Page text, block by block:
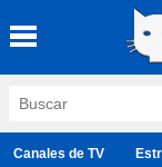
Canales de TV